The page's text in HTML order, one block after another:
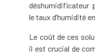
déshumidificateur
le taux d’humidité
Le coût de ces
il est crucial de